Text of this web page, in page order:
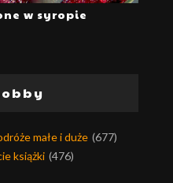
w syropie
małe i duże (677)
książki (476)